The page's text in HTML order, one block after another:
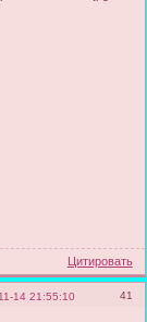
Цитировать
41
14 21:55:10